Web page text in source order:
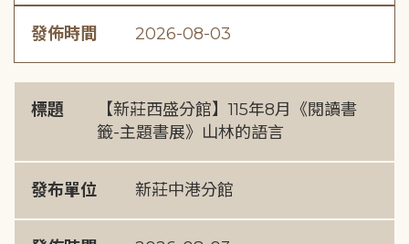
發佈時間 2026-08-03
標題
【新莊西盛分館】115年8月《閱讀書
籤-主題書展》山林的語言
發布單位 新莊中港分館